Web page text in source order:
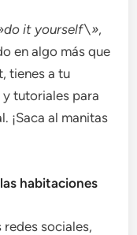
do it yourself\»,
en algo más que
tienes a tu
tutoriales para
¡Saca al manitas
habitaciones
redes sociales,